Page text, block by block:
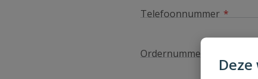
Telefoonnummer
Ordernummer